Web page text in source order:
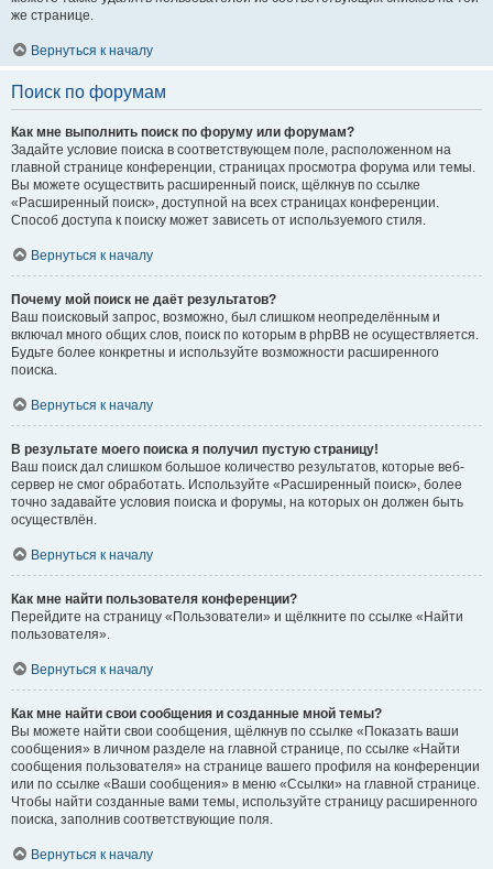
же странице.
Вернуться к началу
Поиск по форумам
Как мне выполнить поиск по форуму или форумам?
Задайте условие поиска в соответствующем поле, расположенном на
главной странице конференции, страницах просмотра форума или темы.
Вы можете осуществить расширенный поиск, щёлкнув по ссылке
«Расширенный поиск», доступной на всех страницах конференции.
Способ доступа к поиску может зависеть от используемого стиля.
Вернуться к началу
Почему мой поиск не даёт результатов?
Ваш поисковый запрос, возможно, был слишком неопределённым и
включал много общих слов, поиск по которым в phpBB не осуществляется.
Будьте более конкретны и используйте возможности расширенного
поиска.
Вернуться к началу
В результате моего поиска я получил пустую страницу!
Ваш поиск дал слишком большое количество результатов, которые веб-
сервер не смог обработать. Используйте «Расширенный поиск», более
точно задавайте условия поиска и форумы, на которых он должен быть
осуществлён.
Вернуться к началу
Как мне найти пользователя конференции?
Перейдите на страницу «Пользователи» и щёлкните по ссылке «Найти
пользователя».
Вернуться к началу
Как мне найти свои сообщения и созданные мной темы?
Вы можете найти свои сообщения, щёлкнув по ссылке «Показать ваши
сообщения» в личном разделе на главной странице, по ссылке «Найти
сообщения пользователя» на странице вашего профиля на конференции
или по ссылке «Ваши сообщения» в меню «Ссылки» на главной странице.
Чтобы найти созданные вами темы, используйте страницу расширенного
поиска, заполнив соответствующие поля.
Вернуться к началу